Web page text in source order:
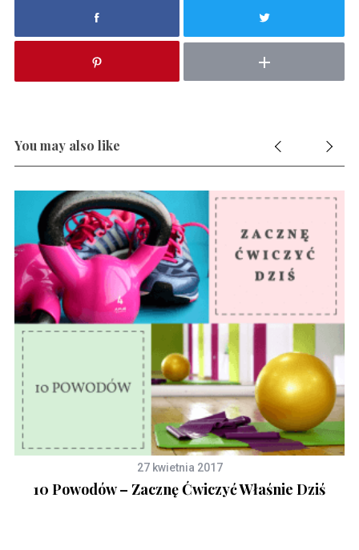
You may also like
27 kwietnia 2017
10 Powodów – Zacznę Ćwiczyć Właśnie Dziś